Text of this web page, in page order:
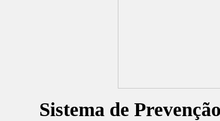
Sistema de